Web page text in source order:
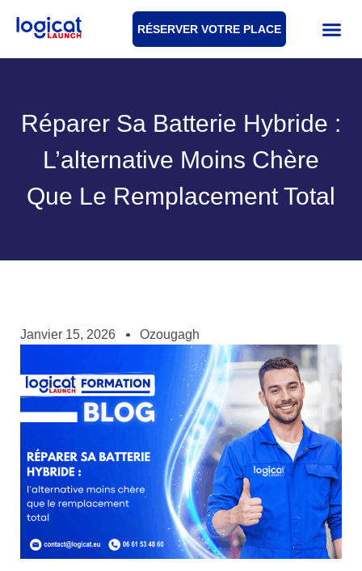
RÉSERVER VOTRE PLACE
Réparer Sa Batterie Hybride :
L’alternative Moins Chère
Que Le Remplacement Total
Janvier 15, 2026 Ozougagh